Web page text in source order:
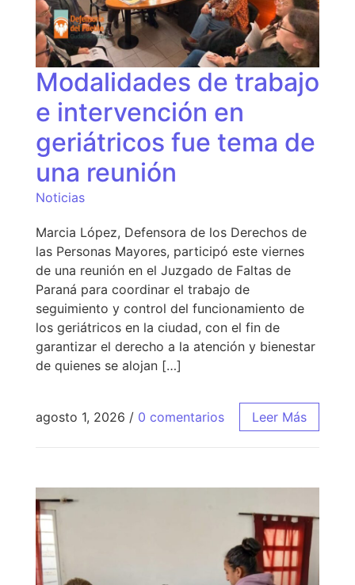
Modalidades de trabajo
e intervención en
geriátricos fue tema de
una reunión
Noticias
Marcia López, Defensora de los Derechos de
las Personas Mayores, participó este viernes
de una reunión en el Juzgado de Faltas de
Paraná para coordinar el trabajo de
seguimiento y control del funcionamiento de
los geriátricos en la ciudad, con el fin de
garantizar el derecho a la atención y bienestar
de quienes se alojan […]
agosto 1, 2026 / 0 comentarios Leer Más